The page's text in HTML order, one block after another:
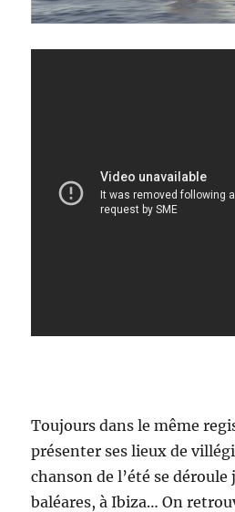
Toujours dans le même
présenter ses lieux de
chanson de l’été se
baléares, à Ibiza… On